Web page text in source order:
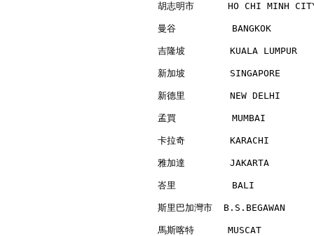
胡志明市      HO CHI MINH
曼谷          BANGKOK
吉隆坡        KUALA LUMPUR
新加坡        SINGAPORE
新德里        NEW
孟買          MUMBAI
卡拉奇        KARACHI
雅加達        JAKARTA
峇里          BALI
斯里巴加灣市  B.S.BEGAWAN
馬斯喀特      MUSCAT